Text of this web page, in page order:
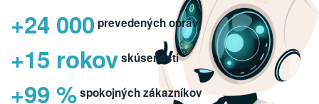
+24 000 prevedených opráv
+15 rokovskúseností
+99 %spokojných zákazníkov